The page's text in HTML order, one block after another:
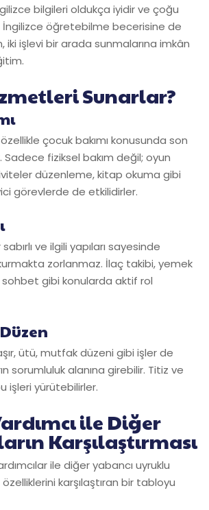
bilgileri oldukça iyidir ve çoğu
öğretebilme becerisine de
iki işlevi bir arada sunmalarına imkân
Sunarlar?
özellikle çocuk bakımı konusunda son
Sadece fiziksel bakım değil; oyun
düzenleme, kitap okuma gibi
görevlerde de etkilidirler.
ve ilgili yapıları sayesinde
zorlanmaz. İlaç takibi, yemek
sohbet gibi konularda aktif rol
ütü, mutfak düzeni gibi işler de
sorumluluk alanına girebilir. Titiz ve
işleri yürütebilirler.
ile Diğer
Karşılaştırması
ile diğer yabancı uyruklu
özelliklerini karşılaştıran bir tabloyu